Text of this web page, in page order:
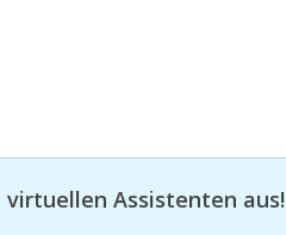
virtuellen Assistenten aus!